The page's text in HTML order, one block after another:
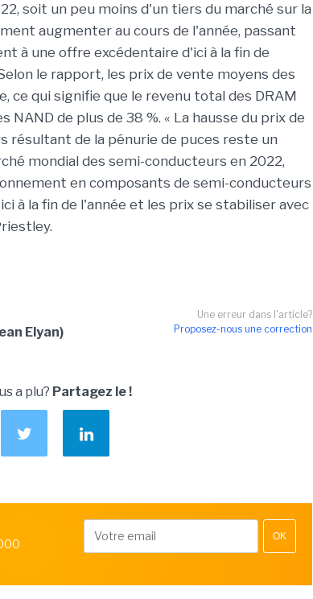
soit un peu moins d'un tiers du marché sur la
augmenter au cours de l'année, passant
à une offre excédentaire d'ici à la fin de
le rapport, les prix de vente moyens des
qui signifie que le revenu total des DRAM
de plus de 38 %. « La hausse du prix de
résultant de la pénurie de puces reste un
mondial des semi-conducteurs en 2022,
en composants de semi-conducteurs
à la fin de l'année et les prix se stabiliser avec
Une erreur dans l'article?
Proposez-nous une correction
Elyan)
a plu? Partagez le !
OK